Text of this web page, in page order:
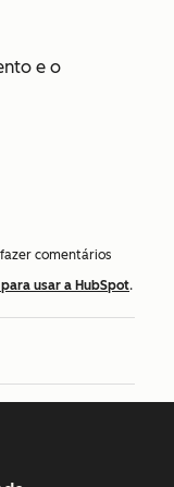
e o
comentários
usar a HubSpot.